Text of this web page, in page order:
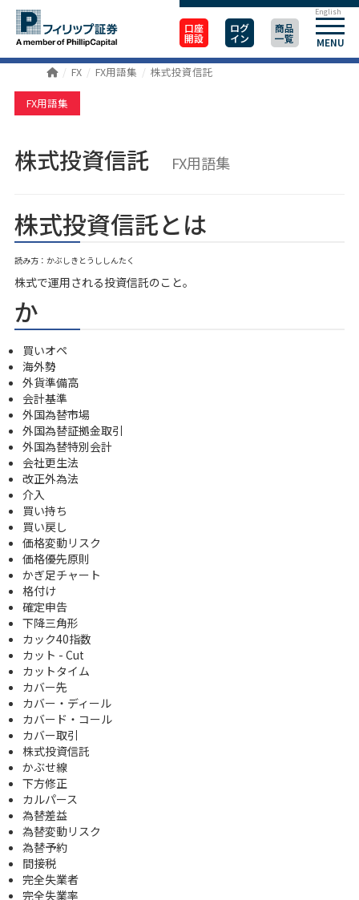
口座
開設
ログ
イン
商品
一覧 MENU
English
FX FX用語集 株式投資信託
FX用語集
株式投資信託 FX用語集
株式投資信託とは
読み方：かぶしきとうししんたく
株式で運用される投資信託のこと。
か
買いオペ
海外勢
外貨準備高
会計基準
外国為替市場
外国為替証拠金取引
外国為替特別会計
会社更生法
改正外為法
介入
買い持ち
買い戻し
価格変動リスク
価格優先原則
かぎ足チャート
格付け
確定申告
下降三角形
カック40指数
カット - Cut
カットタイム
カバー先
カバー・ディール
カバード・コール
カバー取引
株式投資信託
かぶせ線
下方修正
カルパース
為替差益
為替変動リスク
為替予約
間接税
完全失業者
完全失業率